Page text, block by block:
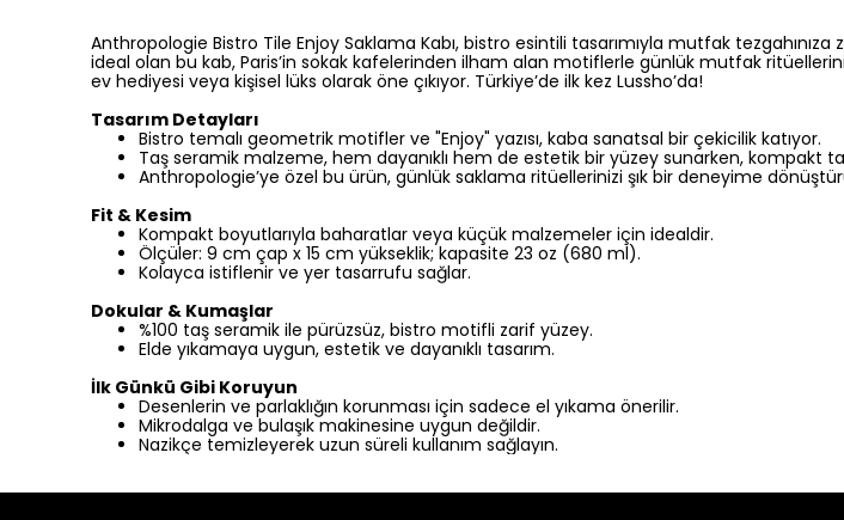
Anthropologie Bistro Tile Enjoy Saklama Kabı, bistro esintili tasarımıyla mutfak
ideal olan bu kab, Paris’in sokak kafelerinden ilham alan motiflerle günlük mutfak
ev hediyesi veya kişisel lüks olarak öne çıkıyor. Türkiye’de ilk kez Lussho’da!
Tasarım Detayları
Bistro temalı geometrik motifler ve "Enjoy" yazısı, kaba sanatsal bir çekicilik katıyor.
Taş seramik malzeme, hem dayanıklı hem de estetik bir yüzey sunarken, kompakt
Anthropologie’ye özel bu ürün, günlük saklama ritüellerinizi şık bir deneyime
Fit & Kesim
Kompakt boyutlarıyla baharatlar veya küçük malzemeler için idealdir.
Ölçüler: 9 cm çap x 15 cm yükseklik; kapasite 23 oz (680 ml).
Kolayca istiflenir ve yer tasarrufu sağlar.
Dokular & Kumaşlar
%100 taş seramik ile pürüzsüz, bistro motifli zarif yüzey.
Elde yıkamaya uygun, estetik ve dayanıklı tasarım.
İlk Günkü Gibi Koruyun
Desenlerin ve parlaklığın korunması için sadece el yıkama önerilir.
Mikrodalga ve bulaşık makinesine uygun değildir.
Nazikçe temizleyerek uzun süreli kullanım sağlayın.